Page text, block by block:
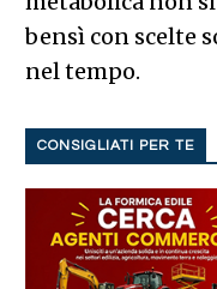
bensì con scelte
nel tempo.
CONSIGLIATI PER TE